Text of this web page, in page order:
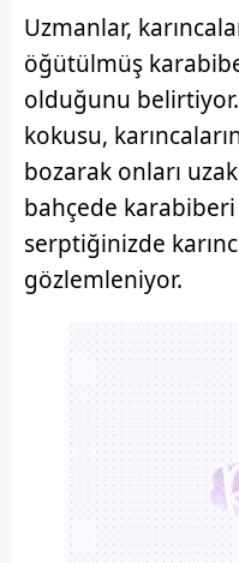
Uzmanlar,
öğütülmüş
olduğunu
kokusu,
bozarak onları
bahçede
serptiğinizde
gözlemleniyor.